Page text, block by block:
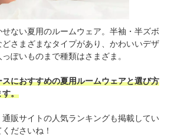
ない夏用のルームウェア。半袖・半ズボ
さまざまなタイプがあり、かわいいデザ
ぽいものまで種類はさまざま。
におすすめの夏用ルームウェアと選び方
す。
販サイトの人気ランキングも掲載してい
ださいね！